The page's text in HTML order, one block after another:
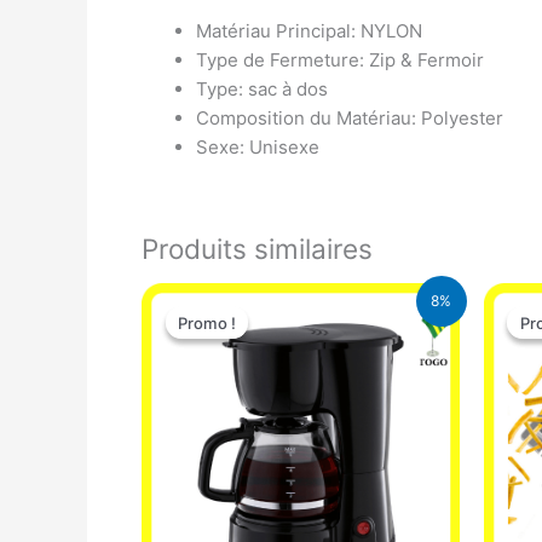
Matériau Principal: NYLON
Type de Fermeture: Zip & Fermoir
Type: sac à dos
Composition du Matériau: Polyester
Sexe: Unisexe
Produits similaires
8%
Promo !
Promo !
Le
initial
était :
25.000 CFA.
Le
actuel
est :
23.000 CFA.